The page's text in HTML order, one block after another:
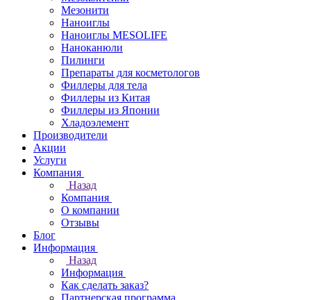
Мезонити
Наноиглы
Наноиглы MESOLIFE
Наноканюли
Пилинги
Препараты для косметологов
Филлеры для тела
Филлеры из Китая
Филлеры из Японии
Хладоэлемент
Производители
Акции
Услуги
Компания
Назад
Компания
О компании
Отзывы
Блог
Информация
Назад
Информация
Как сделать заказ?
Партнерская программа